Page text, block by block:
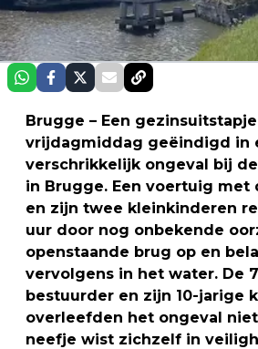
Brugge – Een
vrijdagmiddag geëindigd in
verschrikkelijk ongeval bij
in Brugge. Een voertuig met
en zijn twee kleinkinderen
uur door nog onbekende
openstaande brug op en
vervolgens in het water. De
bestuurder en zijn 10-jarige
overleefden het ongeval
neefje wist zichzelf in